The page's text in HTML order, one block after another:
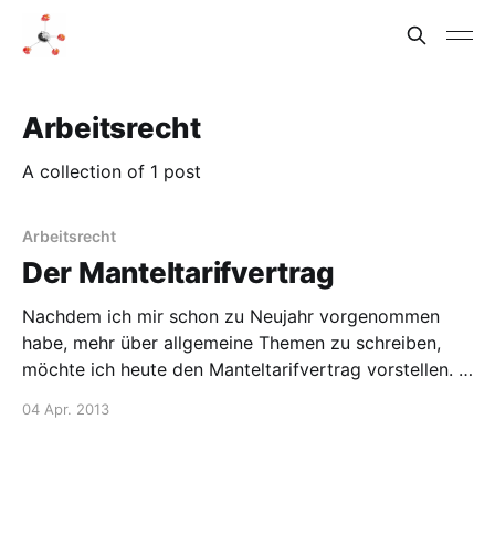
Arbeitsrecht
A collection of 1 post
Arbeitsrecht
Der Manteltarifvertrag
Nachdem ich mir schon zu Neujahr vorgenommen
habe, mehr über allgemeine Themen zu schreiben,
möchte ich heute den Manteltarifvertrag vorstellen.
Wikipedia definiert und enthält längerfristige und
04 Apr. 2013